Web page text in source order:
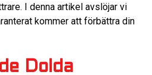
I denna artikel avslöjar vi
kommer att förbättra din
Dolda